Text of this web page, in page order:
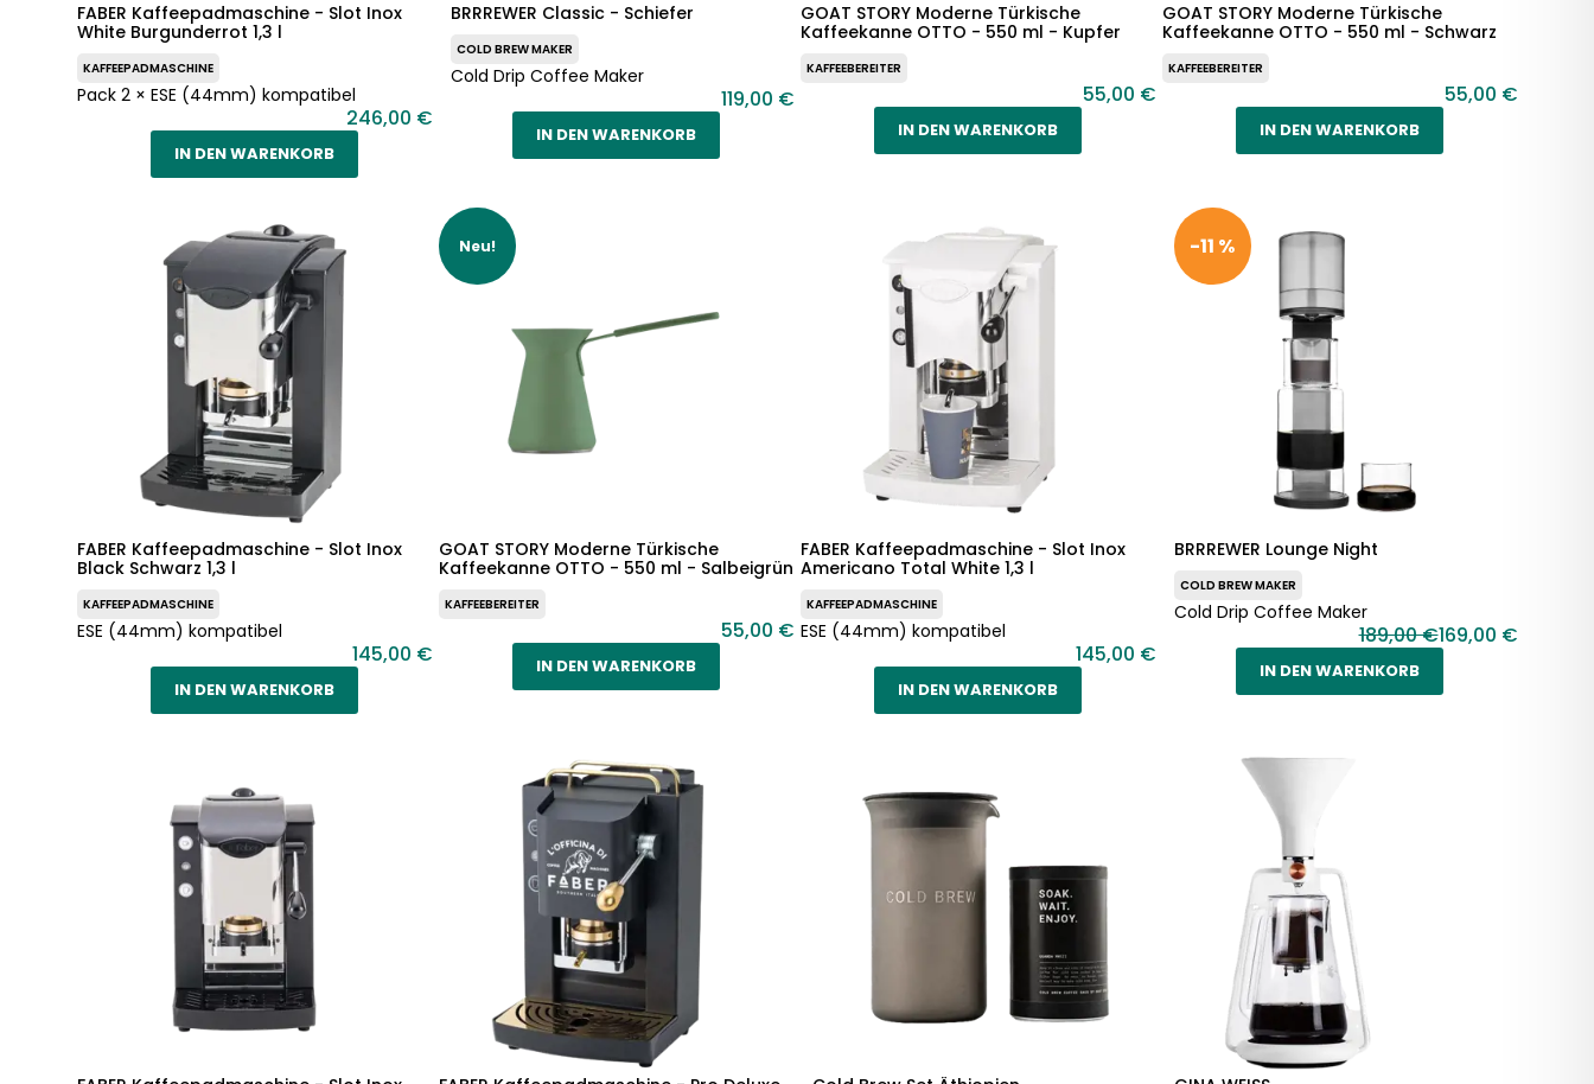
FABER Kaffeepadmaschine - Slot Inox
White Burgunderrot 1,3 l
KAFFEEPADMASCHINE
Pack 2 × ESE (44mm) kompatibel
246,00 €
IN DEN WARENKORB
BRRREWER Classic - Schiefer
COLD BREW MAKER
Cold Drip Coffee Maker
119,00 €
IN DEN WARENKORB
GOAT STORY Moderne Türkische
Kaffeekanne OTTO - 550 ml - Kupfer
KAFFEEBEREITER
55,00 €
IN DEN WARENKORB
GOAT STORY Moderne Türkische
Kaffeekanne OTTO - 550 ml - Schwarz
KAFFEEBEREITER
55,00 €
IN DEN WARENKORB
FABER Kaffeepadmaschine - Slot Inox
Black Schwarz 1,3 l
KAFFEEPADMASCHINE
ESE (44mm) kompatibel
145,00 €
IN DEN WARENKORB
Neu!
GOAT STORY Moderne Türkische
Kaffeekanne OTTO - 550 ml - Salbeigrün
KAFFEEBEREITER
55,00 €
IN DEN WARENKORB
FABER Kaffeepadmaschine - Slot Inox
Americano Total White 1,3 l
KAFFEEPADMASCHINE
ESE (44mm) kompatibel
145,00 €
IN DEN WARENKORB
-11 %
BRRREWER Lounge Night
COLD BREW MAKER
Cold Drip Coffee Maker
189,00 €169,00 €
IN DEN WARENKORB